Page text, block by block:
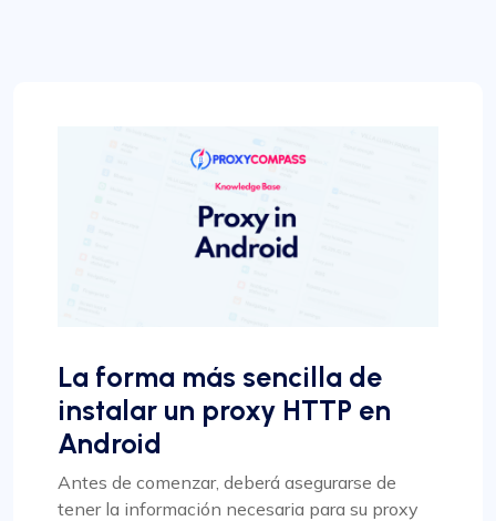
La forma más sencilla de
instalar un proxy HTTP en
Android
Antes de comenzar, deberá asegurarse de
tener la información necesaria para su proxy